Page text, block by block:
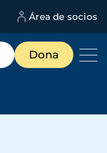
Área de socios
Dona